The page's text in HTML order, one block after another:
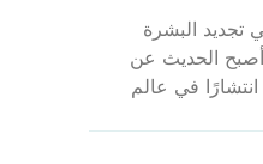
تجديد البشرة
أصبح الحديث عن
في عالم